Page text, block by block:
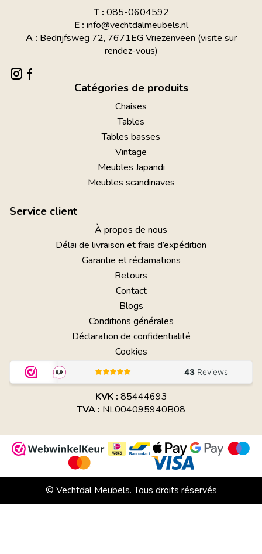
T : 085-0604592
E : info@vechtdalmeubels.nl
A : Bedrijfsweg 72, 7671EG Vriezenveen (visite sur
rendez-vous)
Catégories de produits
Chaises
Tables
Tables basses
Vintage
Meubles Japandi
Meubles scandinaves
Service client
À propos de nous
Délai de livraison et frais d’expédition
Garantie et réclamations
Retours
Contact
Blogs
Conditions générales
Déclaration de confidentialité
Cookies
KVK : 85444693
TVA : NL004095940B08
© Vechtdal Meubels. Tous droits réservés